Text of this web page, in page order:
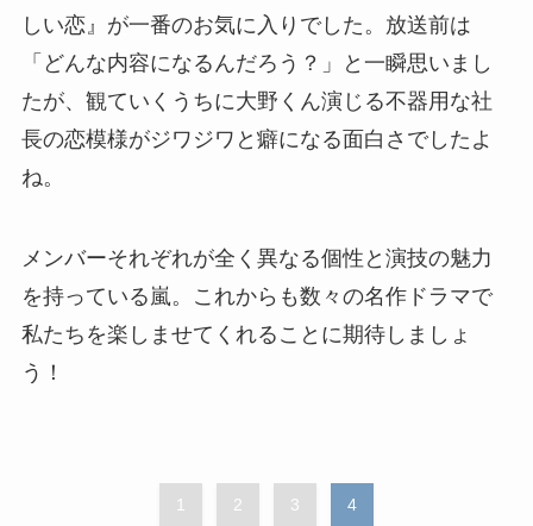
しい恋』が一番のお気に入りでした。放送前は
「どんな内容になるんだろう？」と一瞬思いまし
たが、観ていくうちに大野くん演じる不器用な社
長の恋模様がジワジワと癖になる面白さでしたよ
ね。
メンバーそれぞれが全く異なる個性と演技の魅力
を持っている嵐。これからも数々の名作ドラマで
私たちを楽しませてくれることに期待しましょ
う！
1 2 3 4